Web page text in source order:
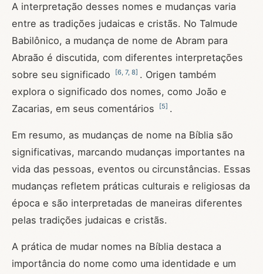
A interpretação desses nomes e mudanças varia
entre as tradições judaicas e cristãs. No Talmude
Babilônico, a mudança de nome de Abram para
Abraão é discutida, com diferentes interpretações
sobre seu significado
[6 7, 8] . Origen também
explora o significado dos nomes, como João e
Zacarias, em seus comentários
[5] .
Em resumo, as mudanças de nome na Bíblia são
significativas, marcando mudanças importantes na
vida das pessoas, eventos ou circunstâncias. Essas
mudanças refletem práticas culturais e religiosas da
época e são interpretadas de maneiras diferentes
pelas tradições judaicas e cristãs.
A prática de mudar nomes na Bíblia destaca a
importância do nome como uma identidade e um